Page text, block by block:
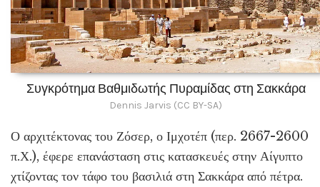
Συγκρότημα Βαθμιδωτής Πυραμίδας στη Σακκάρα
Dennis Jarvis (CC BY-SA)
Ο αρχιτέκτονας του Ζόσερ, ο Ιμχοτέπ (περ. 2667-2600
π.Χ.), έφερε επανάσταση στις κατασκευές στην Αίγυπτο
χτίζοντας τον τάφο του βασιλιά στη Σακκάρα από πέτρα.